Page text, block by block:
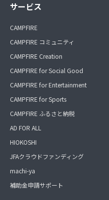
サービス
CAMPFIRE
CAMPFIRE コミュニティ
CAMPFIRE Creation
CAMPFIRE for Social Good
CAMPFIRE for Entertainment
CAMPFIRE for Sports
CAMPFIRE ふるさと納税
AD FOR ALL
HIOKOSHI
JFAクラウドファンディング
machi-ya
補助金申請サポート